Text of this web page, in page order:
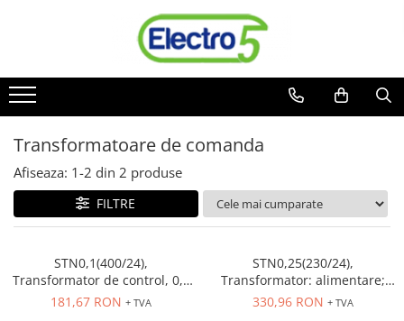
Sisteme de automatizare si control
Automate programabile
Seria DVP-Slim PLC-CPU
Seria DVP Motion-CPU
Seria compacta AS
Simatic S7
inteligente)
Seria iSMART IMO
Seria EASY EATON
Transformatoare de comanda
Afiseaza: 1-2 din 2 produse
FILTRE
STN0,1(400/24),
Transformator de control, 0,1
kVA, Tensiune nominală de
181,67 RON + TVA
STN0,25(230/24),
Transformator: alimentare;
250VA; 230VAC; 24V; cu surub;
330,96 RON + TVA